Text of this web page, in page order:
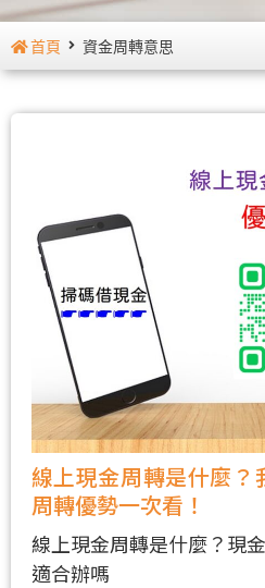
首頁 資金周轉意思
線上現金周轉是什麼？
周轉優勢一次看！
線上現金周轉是什麼？現
適合辦嗎